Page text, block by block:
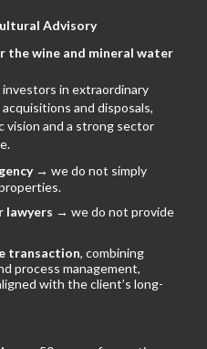
Advisory
the wine and mineral water
in extraordinary
and disposals,
vision and a strong sector
→ we do not simply
lawyers → we do not provide
transaction, combining
process management,
with the client’s long-